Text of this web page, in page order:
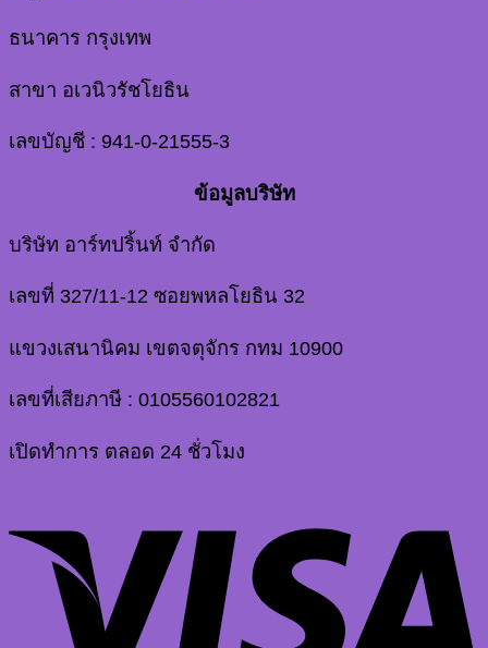
ธนาคาร กรุงเทพ
สาขา อเวนิวรัชโยธิน
เลขบัญชี : 941-0-21555-3
ข้อมูลบริษัท
บริษัท อาร์ทปริ้นท์ จำกัด
เลขที่ 327/11-12 ซอยพหลโยธิน 32
แขวงเสนานิคม เขตจตุจักร กทม 10900
เลขที่เสียภาษี : 0105560102821
เปิดทำการ ตลอด 24 ชั่วโมง